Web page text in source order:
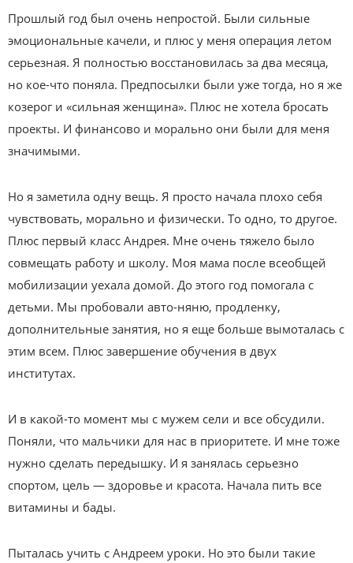
Прошлый год был очень непростой. Были сильные
эмоциональные качели, и плюс у меня операция летом
серьезная. Я полностью восстановилась за два месяца,
но кое-что поняла. Предпосылки были уже тогда, но я же
козерог и «сильная женщина». Плюс не хотела бросать
проекты. И финансово и морально они были для меня
значимыми.
Но я заметила одну вещь. Я просто начала плохо себя
чувствовать, морально и физически. То одно, то другое.
Плюс первый класс Андрея. Мне очень тяжело было
совмещать работу и школу. Моя мама после всеобщей
мобилизации уехала домой. До этого год помогала с
детьми. Мы пробовали авто-няню, продленку,
дополнительные занятия, но я еще больше вымоталась с
этим всем. Плюс завершение обучения в двух
институтах.
И в какой-то момент мы с мужем сели и все обсудили.
Поняли, что мальчики для нас в приоритете. И мне тоже
нужно сделать передышку. И я занялась серьезно
спортом, цель — здоровье и красота. Начала пить все
витамины и бады.
Пыталась учить с Андреем уроки. Но это были такие